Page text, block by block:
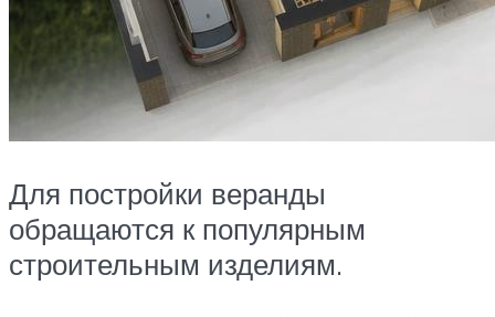
Для постройки веранды
обращаются к популярным
строительным изделиям.